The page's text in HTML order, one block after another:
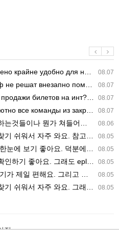
08.07
удобно для нашего часово…
08.07
внезапно поменять. https:/…
08.07
билетов на инт? https://g…
08.07
команды из закрытых квали…
08.06
미리 알아차리기 위함이지 저걸 전쟁준비라고 하…
08.05
료스포츠중계 정보 확인할 때 출처 꼭 체크해요.…
08.05
epl중계 볼 때 공식 중계 채널 먼저 찾아봐요. …
08.05
계 볼 때 공식 중계 채널 먼저 찾아봐요. 북마크…
08.05
포츠중계 정보 확인할 때 출처 꼭 체크해요. 앞…
08.05
외축구중계도 정식 서비스로 봐야 안전해요. 다음…